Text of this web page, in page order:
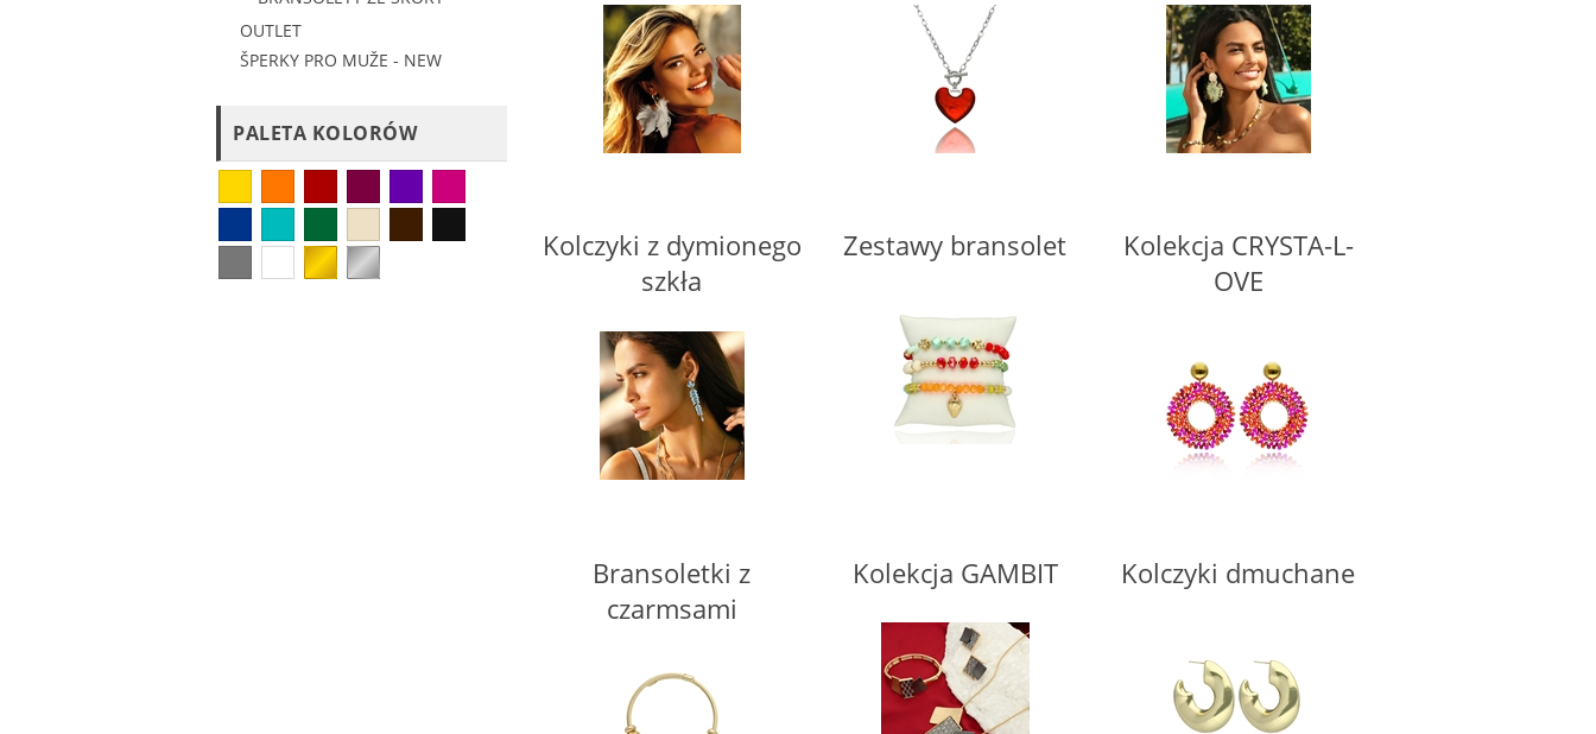
OUTLET
ŠPERKY PRO MUŽE - NEW
PALETA KOLORÓW
Kolczyki z dymionego
szkła
Zestawy bransolet
Kolekcja CRYSTA-L-
OVE
Bransoletki z
czarmsami
Kolekcja GAMBIT Kolczyki dmuchane